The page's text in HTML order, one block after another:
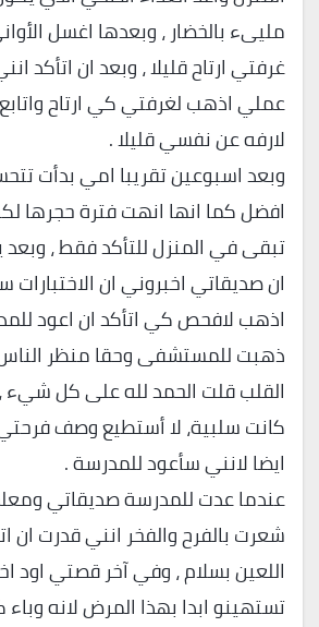
مليىء بالخضار ، وبعدها اغسل
غرفتي ارتاح قليلا ، وبعد ان اتأكد
عملي اذهب لغرفتي كي ارتاح
لارفه عن نفسي قليلا .
وبعد اسبوعين تقريبا امي بدأت
افضل كما انها انهت فترة حجرها
تبقى في المنزل للتأكد فقط ،
ان صديقاتي اخبروني ان الاختبارات
اذهب لافحص كي اتأكد ان اعود
ذهبت للمستشفى وحقا منظر الناس
القلب قلت الحمد لله على كل شيء
كانت سلبية، لا أستطيع وصف
ايضا لانني سأعود للمدرسة .
عندما عدت للمدرسة صديقاتي
شعرت بالفرح والفخر انني قدرت ان
اللعين بسلام ، وفي آخر قصتي اود
تستهينو ابدا بهذا المرض لانه